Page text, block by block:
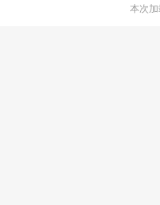
本次